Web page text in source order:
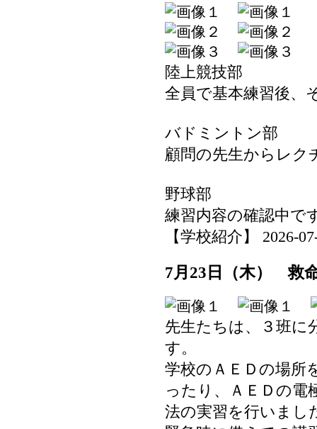
陸上競技部
全員で基本練習後、
バドミントン部
顧問の先生からレク
野球部
練習内容の確認中で
【学校紹介】 2026-
7月23日（木） 救
先生たちは、３班に
す。
学校のＡＥＤの場所
ったり、ＡＥＤの電
法の実習を行いまし